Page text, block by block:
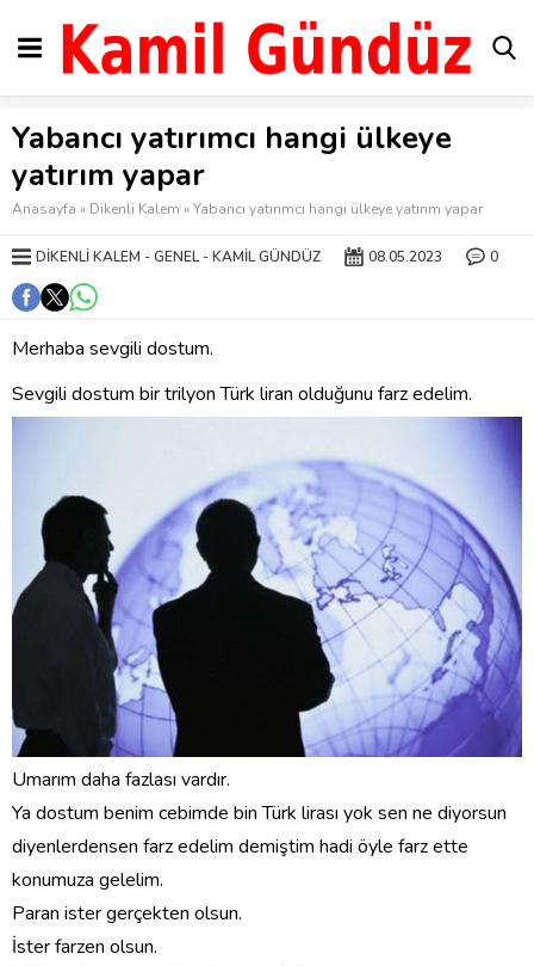
Yabancı yatırımcı hangi ülkeye
yatırım yapar
Anasayfa » Dikenli Kalem »Yabancı yatırımcı hangi ülkeye yatırım yapar
DIKENLI KALEM GENEL KAMIL GÜNDÜZ 08.05.2023 0
Merhaba sevgili dostum.
Sevgili dostum bir trilyon Türk liran olduğunu farz edelim.
Umarım daha fazlası vardır.
Ya dostum benim cebimde bin Türk lirası yok sen ne diyorsun
diyenlerdensen farz edelim demiştim hadi öyle farz ette
konumuza gelelim.
Paran ister gerçekten olsun.
İster farzen olsun.